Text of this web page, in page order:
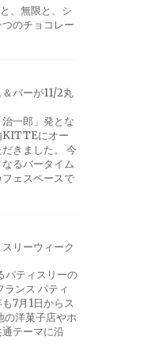
、無限と、シ
のチョコレー
＆バーが11/2丸
一郎」発とな
KITTEにオー
きました。 今
るバータイム
ェスペースで
スリーウィーク
ティスリーの
ランス パティ
7月1日からス
の洋菓子店やホ
テーマに沿